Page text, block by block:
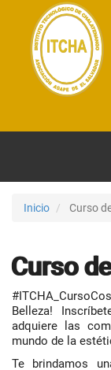
Inicio Curso
Curso
Belleza!
adquiere las
mundo de la
Te brindamos